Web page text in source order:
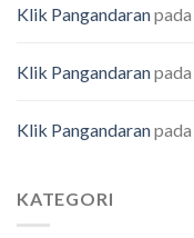
Klik Pangandaranpada
Klik Pangandaranpada
Klik Pangandaranpada
KATEGORI